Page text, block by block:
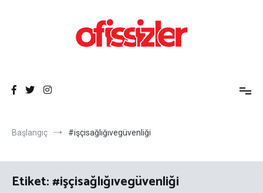
Başlangıç #işçisağlığıvegüvenliği
Etiket:#işçisağlığıvegüvenliği